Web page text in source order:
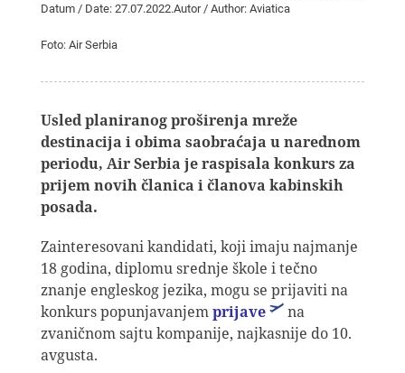
Datum / Date: 27.07.2022.Autor / Author: Aviatica
Foto: Air Serbia
Usled planiranog proširenja mreže
destinacija i obima saobraćaja u narednom
periodu, Air Serbia je raspisala konkurs za
prijem novih članica i članova kabinskih
posada.
Zainteresovani kandidati, koji imaju najmanje
18 godina, diplomu srednje škole i tečno
znanje engleskog jezika, mogu se prijaviti na
konkurs popunjavanjemprijave
na
zvaničnom sajtu kompanije, najkasnije do 10.
avgusta.